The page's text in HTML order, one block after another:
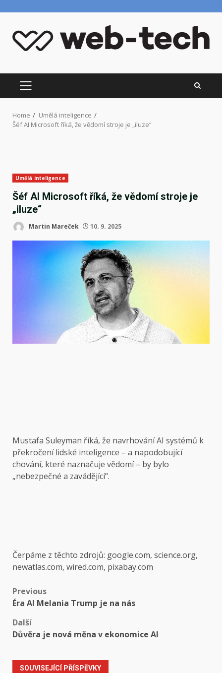
content
PRIMARY
MENU
Home
Umělá inteligence
Šéf AI Microsoft říká, že vědomí stroje je „iluze“
Umělá inteligence
Šéf AI Microsoft říká, že vědomí stroje je
„iluze“
Martin Mareček 10. 9. 2025
Mustafa Suleyman říká, že navrhování AI systémů k
překročení lidské inteligence – a napodobující
chování, které naznačuje vědomí – by bylo
„nebezpečné a zavádějící“.
Čerpáme z těchto zdrojů: google.com, science.org,
newatlas.com, wired.com, pixabay.com
Post
Previous
Éra AI Melania Trump je na nás
Další
Důvěra je nová měna v ekonomice AI
SOUVISEJÍCÍ PŘÍSPĚVKY